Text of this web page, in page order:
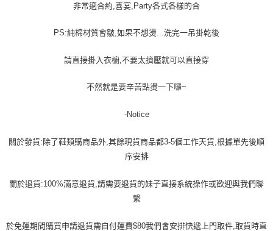
非常適合約,喜宴,Party各式各樣的合
PS:純棉材質會皺,如果不想燙...洗完一吊掛乾後
請直接掛入衣櫥,不要太擠壓就可以直接穿
不然就是要辛苦點燙一下囉~
-Notice
關於發貨:除了鞋類購商品外,其餘現貨商品都3-5個工作天貨,根據單先後順
序安排
關於退貨:100%滿意退貨,請需要退貨的妹子直接系統操作或歡迎與我們聯
繫
於免運期間購買申請退貨需自付運費$80我們會安排快遞上門取件,取貨時直